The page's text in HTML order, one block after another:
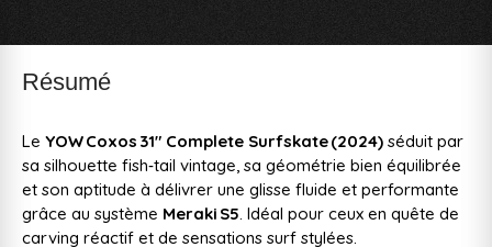
Résumé
Le YOW Coxos 31″ Complete Surfskate (2024) séduit par
sa silhouette fish‑tail vintage, sa géométrie bien équilibrée
et son aptitude à délivrer une glisse fluide et performante
grâce au système Meraki S5. Idéal pour ceux en quête de
carving réactif et de sensations surf stylées.